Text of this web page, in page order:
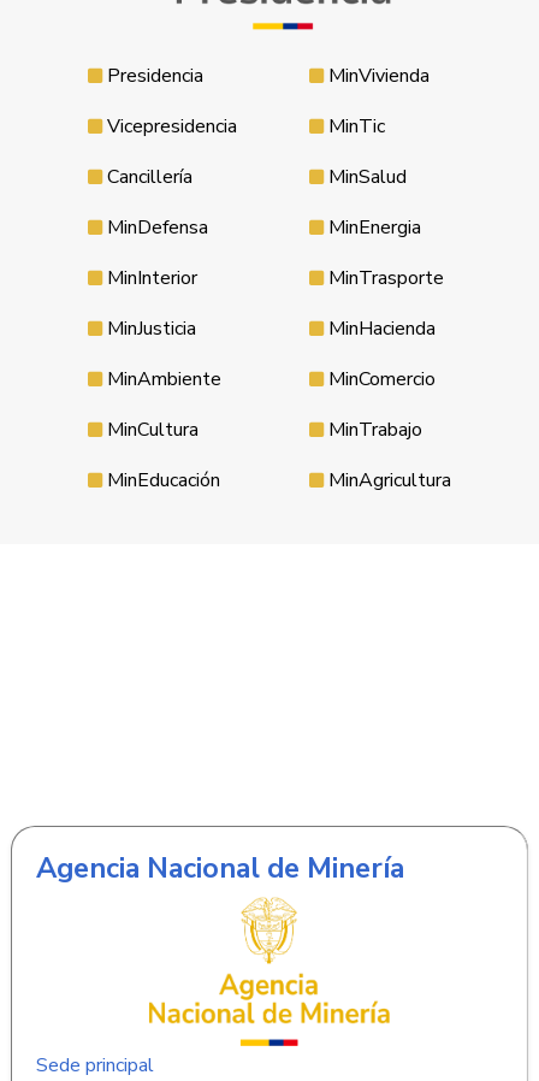
Presidencia
Vicepresidencia
Cancillería
MinDefensa
MinInterior
MinJusticia
MinAmbiente
MinCultura
MinEducación
MinVivienda
MinTic
MinSalud
MinEnergia
MinTrasporte
MinHacienda
MinComercio
MinTrabajo
MinAgricultura
Agencia Nacional de Minería
Sede principal